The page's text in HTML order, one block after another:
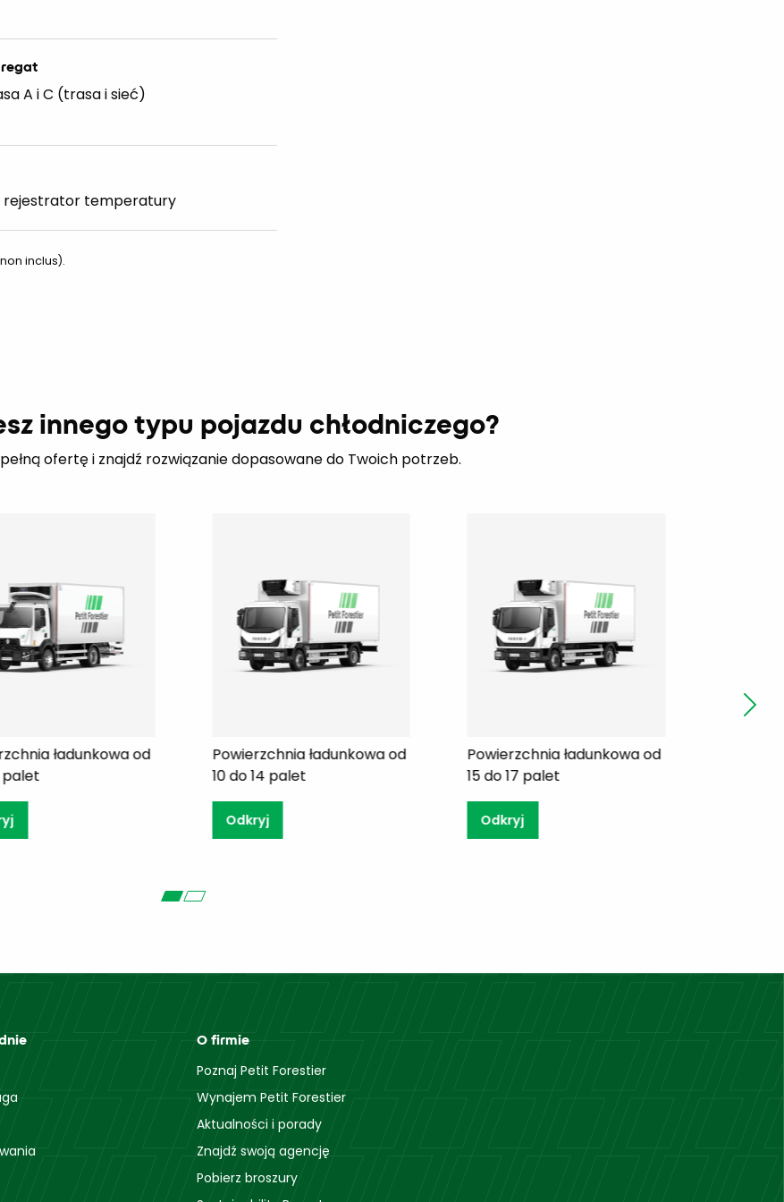
A i C (trasa i sieć)
rejestrator temperatury
inclus).
innego typu pojazdu chłodniczego?
ofertę i znajdź rozwiązanie dopasowane do Twoich potrzeb.
ładunkowa od
14 palet
Powierzchnia ładunkowa od
15 do 17 palet
Odkryj
Powierzchnia ładunkowa od
18 do 20 palet
Odkryj
O firmie
Poznaj Petit Forestier
Wynajem Petit Forestier
Aktualności i porady
Znajdź swoją agencję
Pobierz broszury